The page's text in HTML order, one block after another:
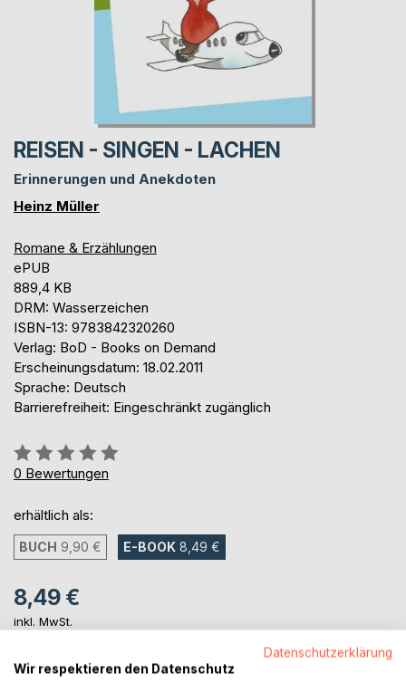
REISEN - SINGEN - LACHEN
Erinnerungen und Anekdoten
Heinz Müller
Romane & Erzählungen
ePUB
889,4 KB
DRM: Wasserzeichen
ISBN-13: 9783842320260
Verlag: BoD - Books on Demand
Erscheinungsdatum: 18.02.2011
Sprache: Deutsch
Barrierefreiheit: Eingeschränkt zugänglich
Bewertung::
0%
0 Bewertungen
erhältlich als:
BUCH 9,90 € E-BOOK 8,49 €
8,49 €
inkl. MwSt.
Datenschutzerklärung
Wir respektieren den Datenschutz